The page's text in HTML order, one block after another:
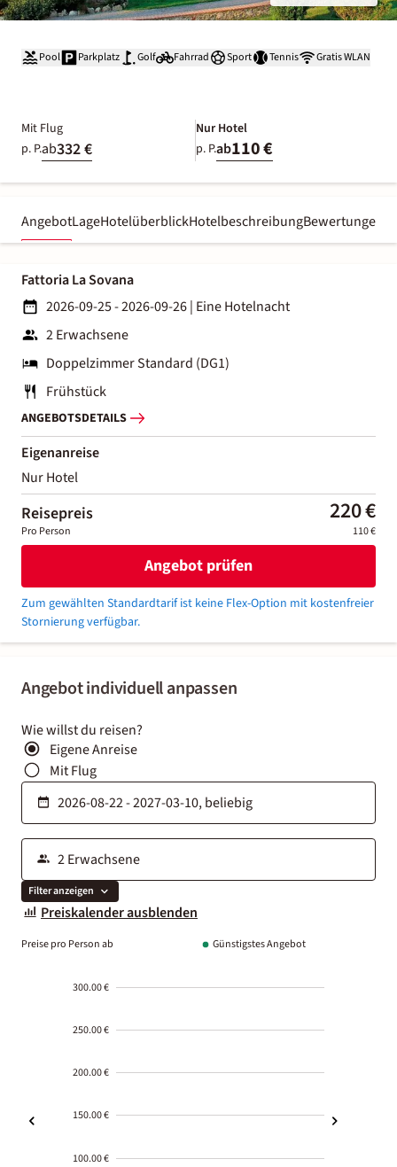
Pool Parkplatz Golf Fahrrad Sport Tennis Gratis WLAN
Mit Flug
p. P.ab332 €
Nur Hotel
p. P.ab110 €
AngebotLageHotelüberblickHotelbeschreibungBewertungen
Angebot individuell anpassen
Wie willst du reisen?
Eigene Anreise
Mit Flug
Filter anzeigen
Preiskalender ausblenden
Preise pro Person ab Günstigstes Angebot
300.00 €
250.00 €
200.00 €
150.00 €
100.00 €
Fattoria La Sovana
2026-09-25 - 2026-09-26| Eine Hotelnacht
2 Erwachsene
Doppelzimmer Standard (DG1)
Frühstück
ANGEBOTSDETAILS
Eigenanreise
Nur Hotel
Reisepreis 220 €
Pro Person 110 €
Angebot prüfen
Zum gewählten Standardtarif ist keine Flex-Option mit kostenfreier
Stornierung verfügbar.